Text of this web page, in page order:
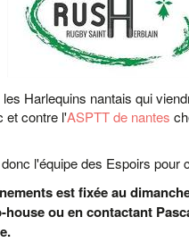
Harlequins nantais qui
et contre l'ASPTT de nantes
l'équipe des Espoirs pour
est fixée au
ou en contactant